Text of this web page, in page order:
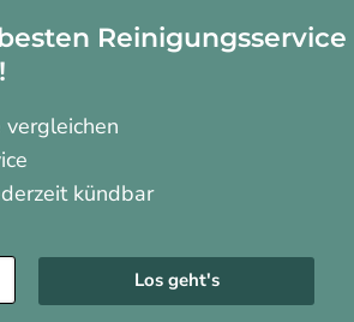
kündbar
Los geht's